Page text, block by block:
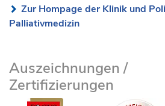
Zur Hompage der Klinik und
Palliativmedizin
Auszeichnungen /
Zertifizierungen